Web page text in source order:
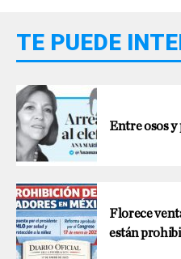
TE PUEDE
Entre osos y
Florece
están